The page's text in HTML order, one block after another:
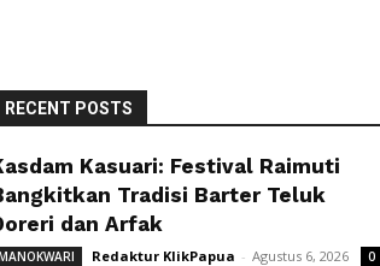
RECENT POSTS
Kasuari: Festival Raimuti
Tradisi Barter Teluk
dan Arfak
Redaktur KlikPapua - Agustus 6, 2026 0